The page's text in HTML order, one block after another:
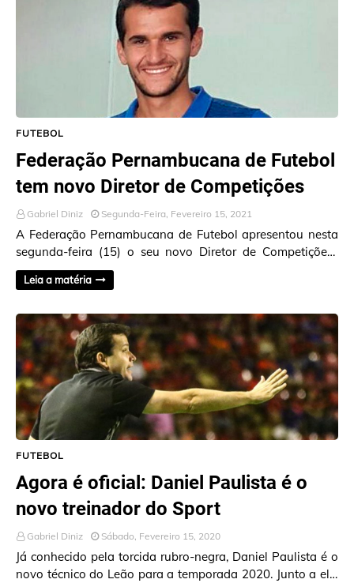
FUTEBOL
Federação Pernambucana de Futebol
tem novo Diretor de Competições
Gabriel Diniz Segunda-Feira, Fevereiro 15, 2021
A Federação Pernambucana de Futebol apresentou nesta
segunda-feira (15) o seu novo Diretor de Competições.
Com 37 anos e, com grande experiência na …
Leia a matéria
FUTEBOL
Agora é oficial: Daniel Paulista é o
novo treinador do Sport
Gabriel Diniz Sábado, Fevereiro 15, 2020
Já conhecido pela torcida rubro-negra, Daniel Paulista é o
novo técnico do Leão para a temporada 2020. Junto a ele,